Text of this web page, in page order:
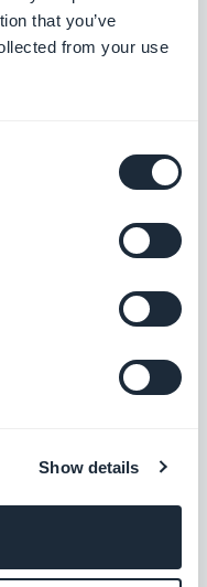
that you’ve
from your use
Show details
offentlig
for oss å holde
GoodBarber er